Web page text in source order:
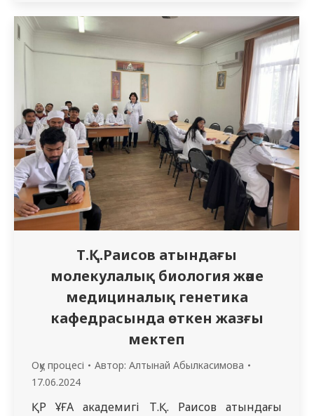
бұзылуының тұтас кешені болып табылды.
Аллергиялық реакция симптомдары бұл
көбінесе аллергенмен байланысқан сәттен
бастап бірнеше секундтан жиырма минут
аралығында дамитын жедел түрдегі
аллергиялық процестерді…
Т.Қ.Раисов атындағы
молекулалық биология және
медициналық генетика
кафедрасында өткен жазғы
мектеп
Оқу процесі Автор: Алтынай Абылкасимова
17.06.2024
ҚР ҰҒА академигі Т.Қ. Раисов атындағы